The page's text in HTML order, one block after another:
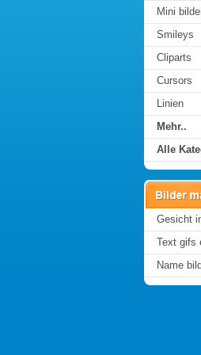
Mini
Smileys
Cliparts
Cursors
Linien
Mehr..
Alle
Gesicht
Text gifs
Name